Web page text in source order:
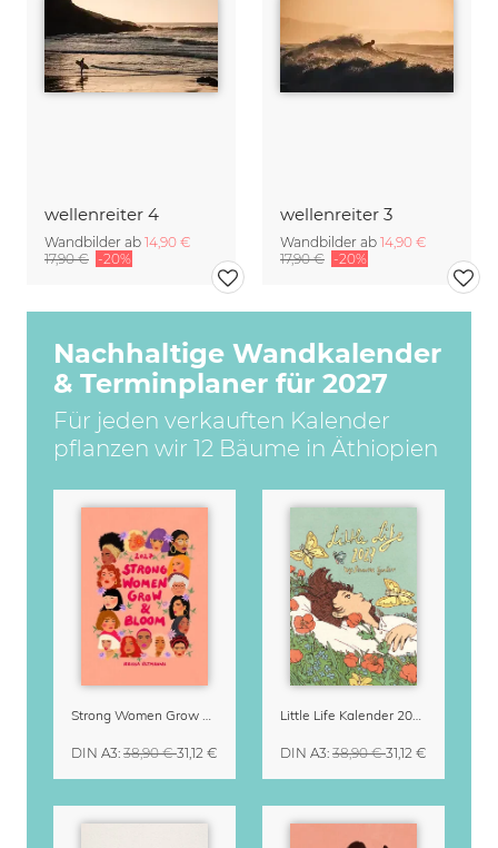
wellenreiter 4
Wandbilder ab 14,90 €
17,90 € -20%
wellenreiter 3
Wandbilder ab 14,90 €
17,90 € -20%
Nachhaltige Wandkalender
& Terminplaner für 2027
Für jeden verkauften Kalender
pflanzen wir 12 Bäume in Äthiopien
Strong Women Grow & Bloom Kalender 2027
DIN A3: 38,90 €31,12 €
Little Life Kalender 2027 von Simone Goder
DIN A3: 38,90 €31,12 €